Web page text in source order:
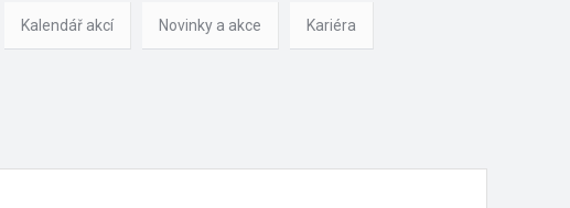
Kalendář akcí Novinky a akce Kariéra